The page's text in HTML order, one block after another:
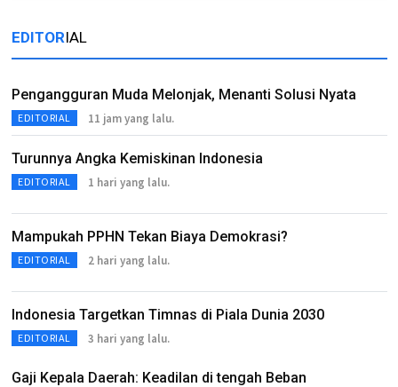
EDITORIAL
Pengangguran Muda Melonjak, Menanti Solusi Nyata
EDITORIAL 11 jam yang lalu.
Turunnya Angka Kemiskinan Indonesia
EDITORIAL 1 hari yang lalu.
Mampukah PPHN Tekan Biaya Demokrasi?
EDITORIAL 2 hari yang lalu.
Indonesia Targetkan Timnas di Piala Dunia 2030
EDITORIAL 3 hari yang lalu.
Gaji Kepala Daerah: Keadilan di tengah Beban